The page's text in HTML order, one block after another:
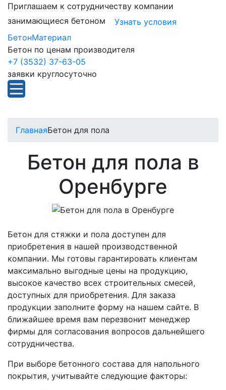
Приглашаем к сотрудничеству компании
занимающиеся бетоном
Узнать условия
БетонМатериал
Бетон по ценам производителя
+7 (3532) 37-63-05
заявки круглосуточно
ГлавнаяБетон для пола
Бетон для пола в
Оренбурге
Бетон для стяжки и пола доступен для
приобретения в нашей производственной
компании. Мы готовы гарантировать клиентам
максимально выгодные цены на продукцию,
высокое качество всех строительных смесей,
доступных для приобретения. Для заказа
продукции заполните форму на нашем сайте. В
ближайшее время вам перезвонит менеджер
фирмы для согласования вопросов дальнейшего
сотрудничества.
При выборе бетонного состава для напольного
покрытия, учитывайте следующие факторы: